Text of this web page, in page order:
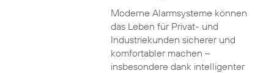
Moderne Alarmsysteme können
das Leben für Privat- und
Industriekunden sicherer und
komfortabler machen –
insbesondere dank intelligenter